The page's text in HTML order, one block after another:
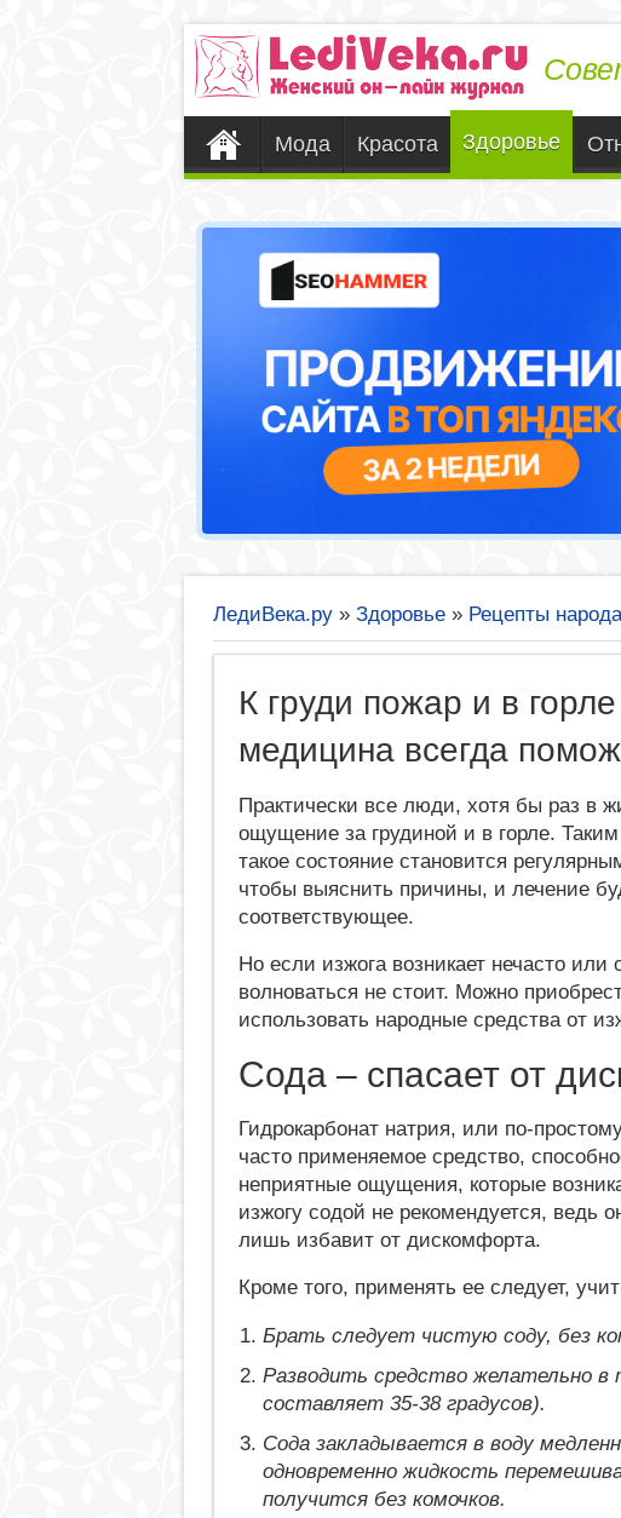
Мода Красота Здоровье
ЛедиВека.ру » Здоровье » Рецепты народа
К груди пожар и в
медицина всегда
Практически все люди, хотя бы раз в
ощущение за грудиной и в горле.
такое состояние становится
чтобы выяснить причины, и лечение
соответствующее.
Но если изжога возникает нечасто
волноваться не стоит. Можно
использовать народные средства от
Сода – спасает от
Гидрокарбонат натрия, или по-
часто применяемое средство,
неприятные ощущения, которые
изжогу содой не рекомендуется, ведь
лишь избавит от дискомфорта.
Кроме того, применять ее следует,
Брать следует чистую соду, без
Разводить средство желательно
составляет 35-38 градусов).
Сода закладывается в воду
одновременно жидкость
получится без комочков.